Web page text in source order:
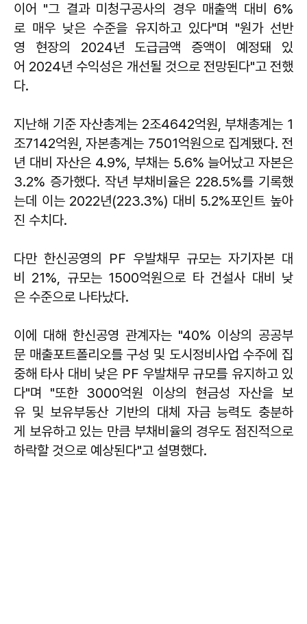
이어 "그 결과 미청구공사의 경우 매출액 대비 6%
로 매우 낮은 수준을 유지하고 있다"며 "원가 선반
영 현장의 2024년 도급금액 증액이 예정돼 있
어 2024년 수익성은 개선될 것으로 전망된다"고 전했
다.
지난해 기준 자산총계는 2조4642억원, 부채총계는 1
조7142억원, 자본총계는 7501억원으로 집계됐다. 전
년 대비 자산은 4.9%, 부채는 5.6% 늘어났고 자본은
3.2% 증가했다. 작년 부채비율은 228.5%를 기록했
는데 이는 2022년(223.3%) 대비 5.2%포인트 높아
진 수치다.
다만 한신공영의 PF 우발채무 규모는 자기자본 대
비 21%, 규모는 1500억원으로 타 건설사 대비 낮
은 수준으로 나타났다.
이에 대해 한신공영 관계자는 "40% 이상의 공공부
문 매출포트폴리오를 구성 및 도시정비사업 수주에 집
중해 타사 대비 낮은 PF 우발채무 규모를 유지하고 있
다"며 "또한 3000억원 이상의 현금성 자산을 보
유 및 보유부동산 기반의 대체 자금 능력도 충분하
게 보유하고 있는 만큼 부채비율의 경우도 점진적으로
하락할 것으로 예상된다"고 설명했다.